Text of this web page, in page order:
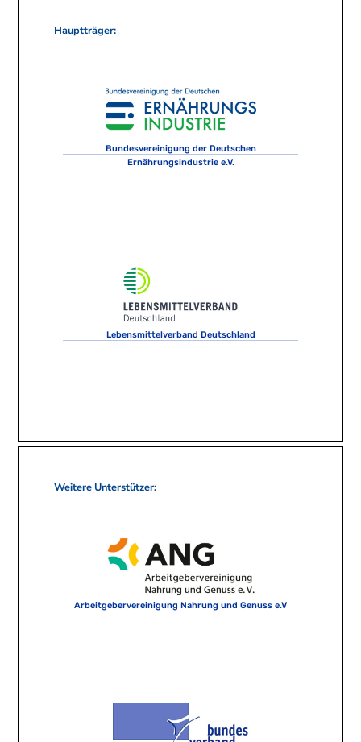
Hauptträger:
Bundesvereinigung der Deutschen
Ernährungsindustrie e.V.
Lebensmittelverband Deutschland
Weitere Unterstützer:
Arbeitgebervereinigung Nahrung und Genuss e.V